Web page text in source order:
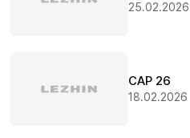
25.02.2026
CAP 26
18.02.2026